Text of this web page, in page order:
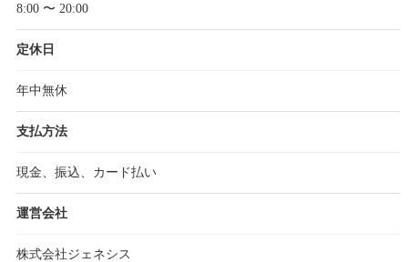
8:00 〜 20:00
定休日
年中無休
支払方法
現金、振込、カード払い
運営会社
株式会社ジェネシス